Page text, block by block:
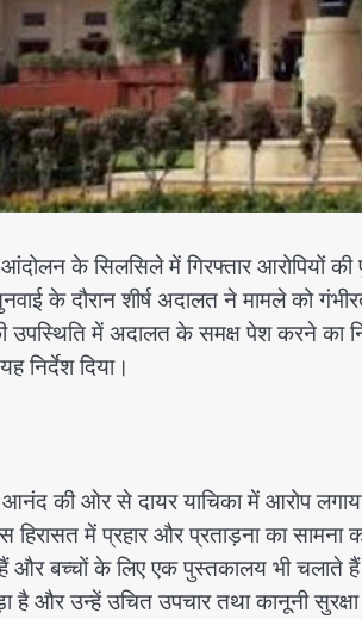
आंदोलन के सिलसिले में गिरफ्तार आरोपियों
के दौरान शीर्ष अदालत ने मामले को
उपस्थिति में अदालत के समक्ष पेश करने का
निर्देश दिया।
की ओर से दायर याचिका में आरोप
में प्रहार और प्रताड़ना का
और बच्चों के लिए एक पुस्तकालय भी चलाते
है और उन्हें उचित उपचार तथा कानूनी सुरक्षा